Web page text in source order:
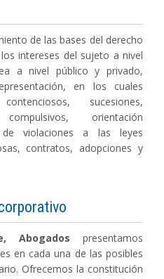
de las bases del derecho
intereses del sujeto a nivel
a nivel público y privado,
en los cuales
sucesiones,
orientación
de violaciones a las leyes
contratos, adopciones y
Abogados presentamos
en cada una de las posibles
Ofrecemos la constitución